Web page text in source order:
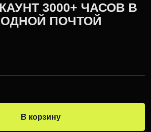
3000+ ЧАСОВ В
ПОЧТОЙ
В корзину